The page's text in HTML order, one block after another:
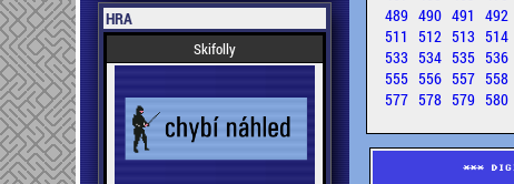
HRA
Skifolly
489 490 491 492
511 512 513 514
533 534 535 536
555 556 557 558
577 578 579 580